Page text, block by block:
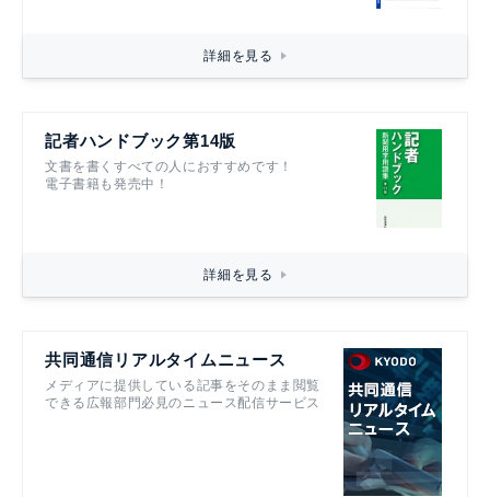
詳細を見る
記者ハンドブック第14版
文書を書くすべての人におすすめです！
電子書籍も発売中！
詳細を見る
共同通信リアルタイムニュース
メディアに提供している記事をそのまま閲覧
できる広報部門必見のニュース配信サービス